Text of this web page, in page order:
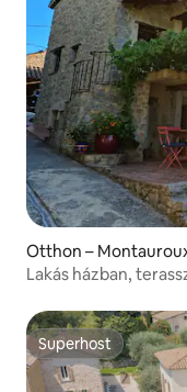
Otthon –
Lakás házban,
Superhost
Superhost